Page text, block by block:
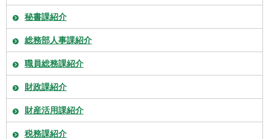
秘書課紹介
総務部人事課紹介
職員総務課紹介
財政課紹介
財産活用課紹介
税務課紹介